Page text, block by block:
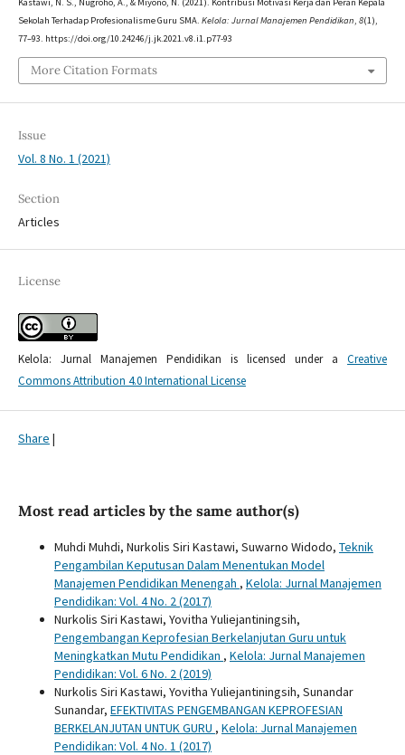
Sekolah Terhadap Profesionalisme Guru SMA. Kelola: Jurnal Manajemen Pendidikan, 8(1),
77–93. https://doi.org/10.24246/j.jk.2021.v8.i1.p77-93
More Citation Formats
Issue
Vol. 8 No. 1 (2021)
Section
Articles
License
Kelola: Jurnal Manajemen Pendidikan is licensed under aCreative
Commons Attribution 4.0 International License
Share |
Most read articles by the same author(s)
Muhdi Muhdi, Nurkolis Siri Kastawi, Suwarno Widodo, Teknik
Pengambilan Keputusan Dalam Menentukan Model
Manajemen Pendidikan Menengah , Kelola: Jurnal Manajemen
Pendidikan: Vol. 4 No. 2 (2017)
Nurkolis Siri Kastawi, Yovitha Yuliejantiningsih,
Pengembangan Keprofesian Berkelanjutan Guru untuk
Meningkatkan Mutu Pendidikan , Kelola: Jurnal Manajemen
Pendidikan: Vol. 6 No. 2 (2019)
Nurkolis Siri Kastawi, Yovitha Yuliejantiningsih, Sunandar
Sunandar, EFEKTIVITAS PENGEMBANGAN KEPROFESIAN
BERKELANJUTAN UNTUK GURU , Kelola: Jurnal Manajemen
Pendidikan: Vol. 4 No. 1 (2017)